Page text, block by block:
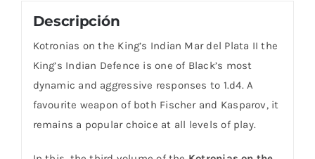
Descripción
Kotronias on the King’s Indian Mar del Plata II the
King’s Indian Defence is one of Black’s most
dynamic and aggressive responses to 1.d4. A
favourite weapon of both Fischer and Kasparov, it
remains a popular choice at all levels of play.